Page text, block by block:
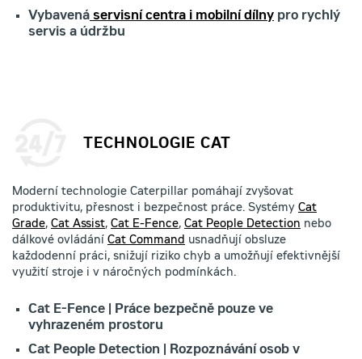
Vybavená servisní centra i mobilní dílny pro rychlý
servis a údržbu
TECHNOLOGIE CAT
Moderní technologie Caterpillar pomáhají zvyšovat
produktivitu, přesnost i bezpečnost práce. Systémy Cat
Grade, Cat Assist, Cat E-Fence, Cat People Detection nebo
dálkové ovládání Cat Command usnadňují obsluze
každodenní práci, snižují riziko chyb a umožňují efektivnější
využití stroje i v náročných podmínkách.
Cat E-Fence | Práce bezpečně pouze ve
vyhrazeném prostoru
Cat People Detection | Rozpoznávání osob v